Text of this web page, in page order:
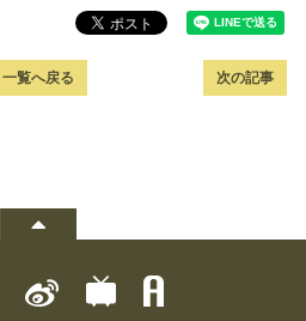
一覧へ戻る 次の記事